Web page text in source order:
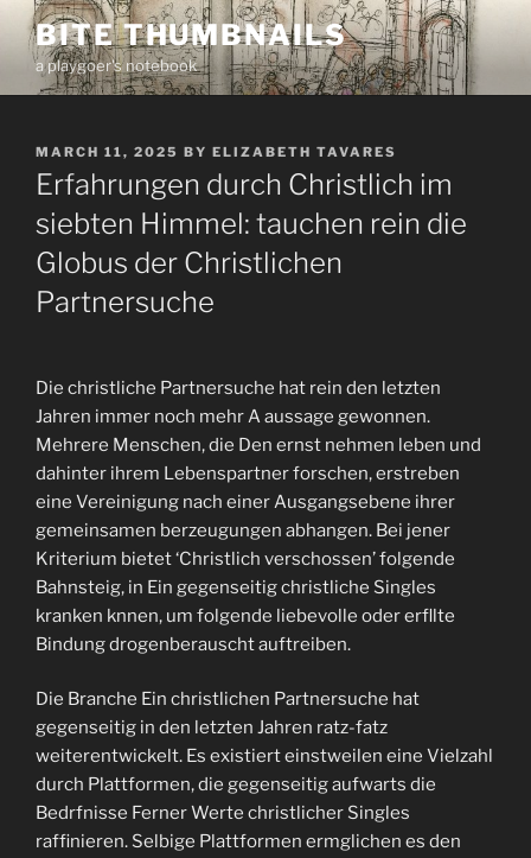
Skip
content
BITE THUMBNAILS
a playgoer's notebook
POSTED
ON
MARCH 11, 2025 BY ELIZABETH TAVARES
Erfahrungen durch Christlich im
siebten Himmel: tauchen rein die
Globus der Christlichen
Partnersuche
Die christliche Partnersuche hat rein den letzten
Jahren immer noch mehr A aussage gewonnen.
Mehrere Menschen, die Den ernst nehmen leben und
dahinter ihrem Lebenspartner forschen, erstreben
eine Vereinigung nach einer Ausgangsebene ihrer
gemeinsamen berzeugungen abhangen. Bei jener
Kriterium bietet ‘Christlich verschossen’ folgende
Bahnsteig, in Ein gegenseitig christliche Singles
kranken knnen, um folgende liebevolle oder erfllte
Bindung drogenberauscht auftreiben.
Die Branche Ein christlichen Partnersuche hat
gegenseitig in den letzten Jahren ratz-fatz
weiterentwickelt. Es existiert einstweilen eine Vielzahl
durch Plattformen, die gegenseitig aufwarts die
Bedrfnisse Ferner Werte christlicher Singles
raffinieren. Selbige Plattformen ermglichen es den